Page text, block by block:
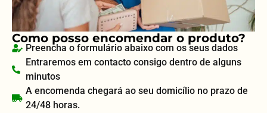
Como posso encomendar o produto?
Preencha o formulário abaixo com os seus dados
Entraremos em contacto consigo dentro de alguns
minutos
A encomenda chegará ao seu domicílio no prazo de
24/48 horas.